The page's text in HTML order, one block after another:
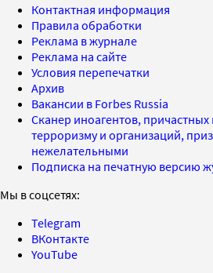
Контактная информация
Правила обработки
Реклама в журнале
Реклама на сайте
Условия перепечатки
Архив
Вакансии в Forbes Russia
Сканер иноагентов, причастных
терроризму и организаций,
нежелательными
Подписка на печатную версию
Мы в соцсетях:
Telegram
ВКонтакте
YouTube